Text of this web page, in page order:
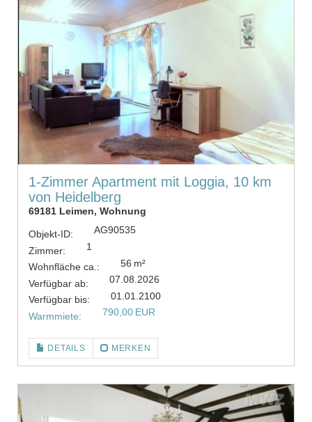
1-Zimmer Apartment mit Loggia, 10 km
von Heidelberg
69181 Leimen, Wohnung
Objekt-ID:
AG90535
Zimmer:
1
Wohnfläche ca.:
56 m²
Verfügbar ab:
07.08.2026
Verfügbar bis:
01.01.2100
Warmmiete:
790,00 EUR
DETAILS MERKEN